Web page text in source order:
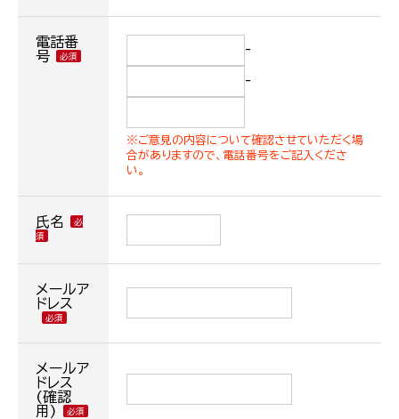
電話番
号
-
-
※ご意見の内容について確認させていただく場
合がありますので、電話番号をご記入くださ
い。
氏名
メールア
ドレス
メールア
ドレス
(確認
用)